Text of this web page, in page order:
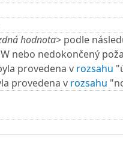
hodnota> podle
nebo nedokončený
provedena v rozsahu
provedena v rozsahu